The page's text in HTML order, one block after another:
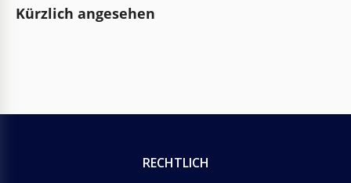
Kürzlich angesehen
RECHTLICH